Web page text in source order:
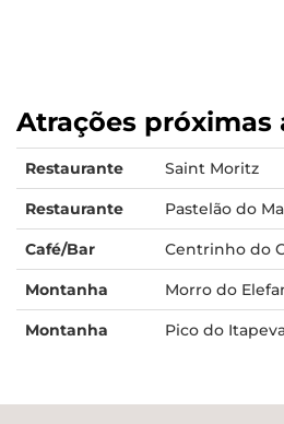
Atrações próximas
Restaurante Saint Moritz
Restaurante Pastelão do
Café/Bar Centrinho do
Montanha Morro do
Montanha Pico do